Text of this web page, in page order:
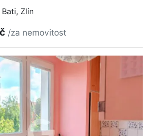
Zlín
/za nemovitost